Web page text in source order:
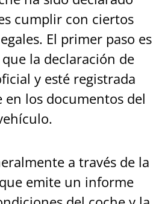
cumplir con ciertos
El primer paso es
la declaración de
y esté registrada
en los documentos del
a través de la
emite un informe